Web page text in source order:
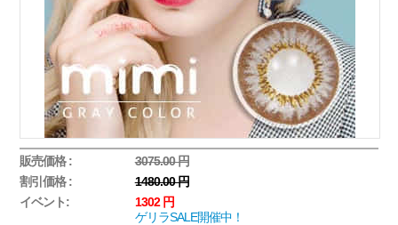
販売価格 :
3075.00 円
割引価格 :
1480.00 円
イベント:
1302 円
ゲリラSALE開催中！